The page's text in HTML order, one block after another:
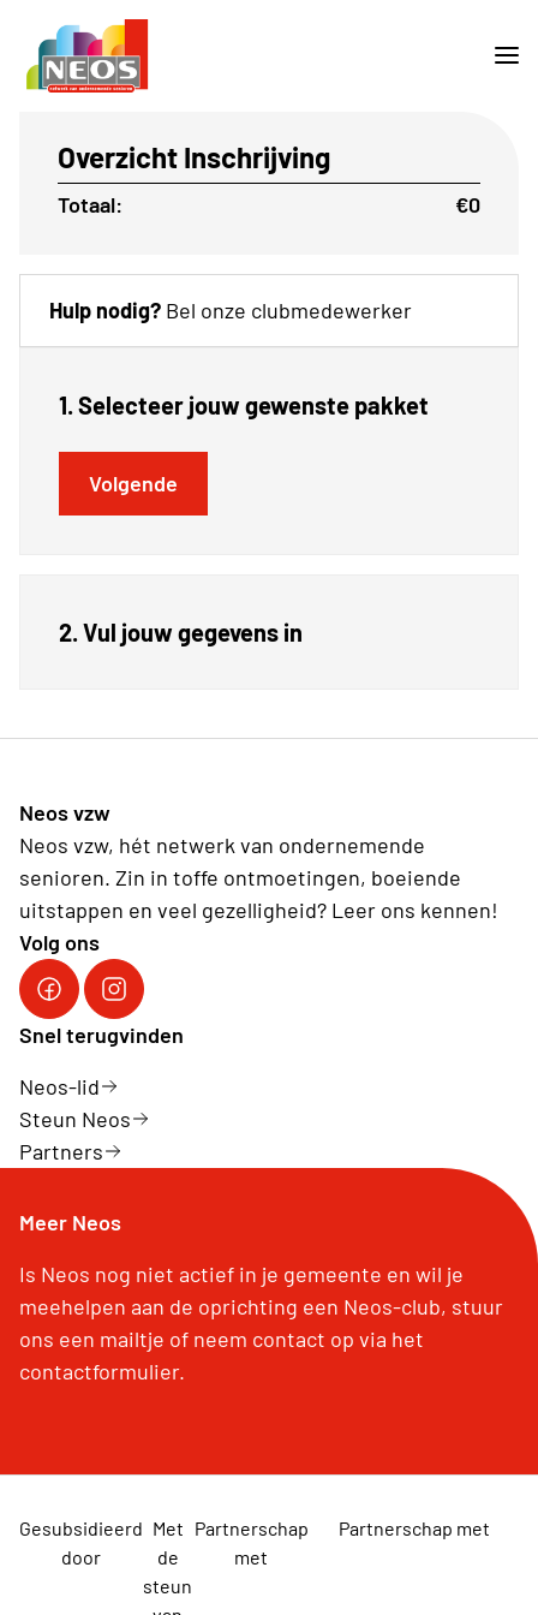
1. Selecteer jouw gewenste pakket
Volgende
2. Vul jouw gegevens in
Overzicht Inschrijving
Totaal: €0
Hulp nodig? Bel onze clubmedewerker
Neos vzw
Neos vzw, hét netwerk van ondernemende
senioren. Zin in toffe ontmoetingen, boeiende
uitstappen en veel gezelligheid? Leer ons kennen!
Volg ons
Facebook Neos vzw
Instagram Neos vzw
Snel terugvinden
Neos-lid
Steun Neos
Partners
Meer Neos
Is Neos nog niet actief in je gemeente en wil je
meehelpen aan de oprichting een Neos-club, stuur
ons een mailtje of neem contact op via het
contactformulier.
Gesubsidieerd
door
Met
de
steun
Partnerschap
met
Partnerschap met